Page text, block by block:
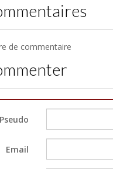
de commentaire
Email